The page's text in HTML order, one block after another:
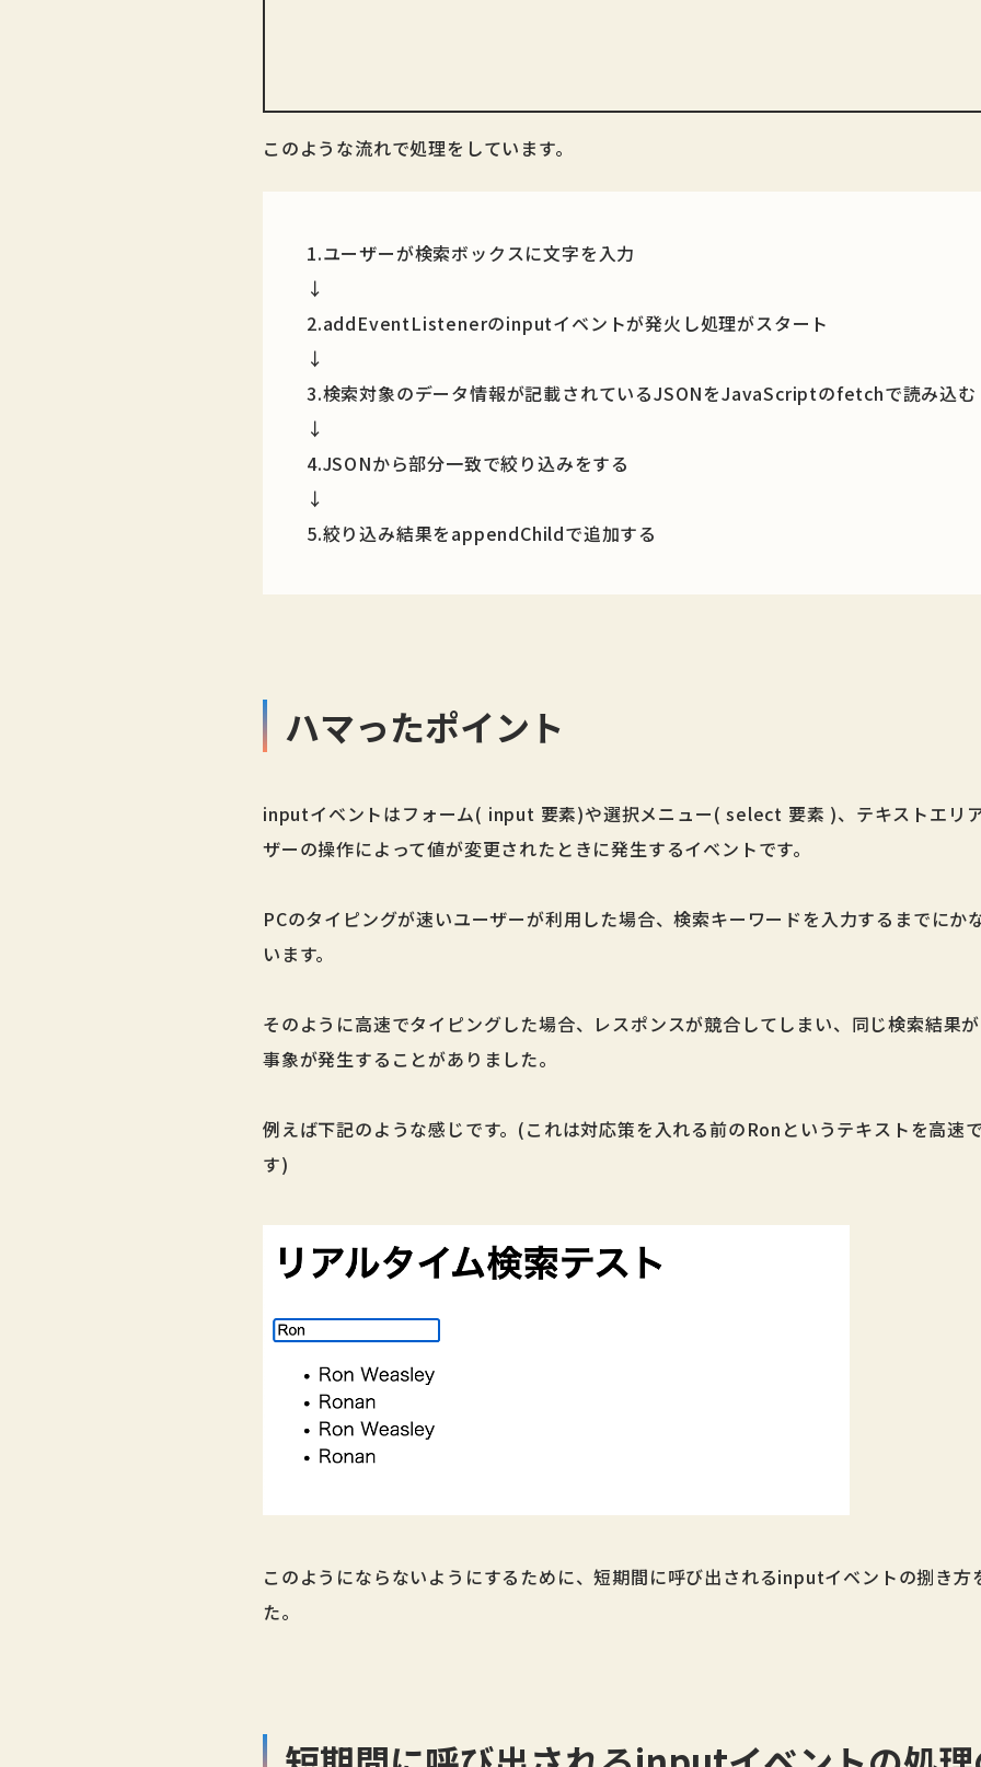
このような流れで処理をしています。
1.ユーザーが検索ボックスに文字を入力
↓
2.addEventListenerのinputイベントが発火し処理がスタート
↓
3.検索対象のデータ情報が記載されているJSONをJavaScriptのfetchで読み込む
↓
4.JSONから部分一致で絞り込みをする
↓
5.絞り込み結果をappendChildで追加する
ハマったポイント
inputイベントはフォーム( input 要素)や選択メニュー( select 要素 )、テキストエリ
ザーの操作によって値が変更されたときに発生するイベントです。
PCのタイピングが速いユーザーが利用した場合、検索キーワードを入力するまでにか
います。
そのように高速でタイピングした場合、レスポンスが競合してしまい、同じ検索結果
事象が発生することがありました。
例えば下記のような感じです。(これは対応策を入れる前のRonというテキストを高速
す)
このようにならないようにするために、短期間に呼び出されるinputイベントの捌き方
た。